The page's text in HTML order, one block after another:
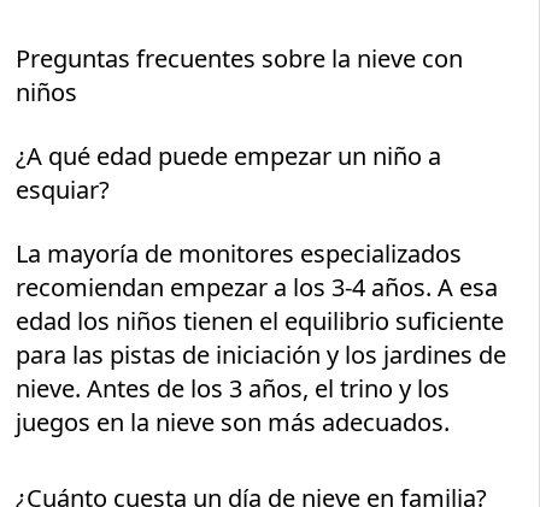
Preguntas frecuentes sobre la nieve con
niños
¿A qué edad puede empezar un niño a
esquiar?
La mayoría de monitores especializados
recomiendan empezar a los 3-4 años. A esa
edad los niños tienen el equilibrio suficiente
para las pistas de iniciación y los jardines de
nieve. Antes de los 3 años, el trino y los
juegos en la nieve son más adecuados.
¿Cuánto cuesta un día de nieve en familia?